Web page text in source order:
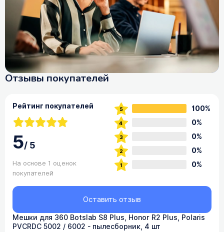
Отзывы покупателей
Рейтинг покупателей
5/5
На основе 1 оценок
покупателей
100%
0%
0%
0%
0%
Мешки для 360 Botslab S8 Plus, Honor R2 Plus, Polaris
PVCRDC 5002 / 6002 - пылесборник, 4 шт
Оставить отзыв